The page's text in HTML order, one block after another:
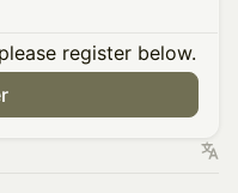
register below.